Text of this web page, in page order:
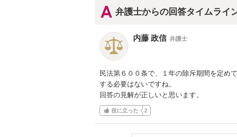
弁護士からの回答タイムライ
内藤 政信 弁護士
民法第６００条で、１年の除斥期間を定め
する必要はないですね。
回答の見解が正しいと思います。
役に立った 2